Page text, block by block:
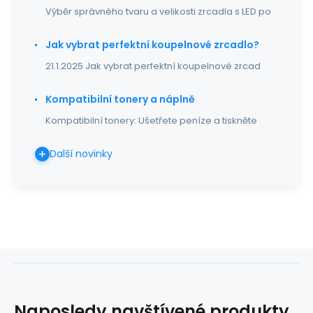
Výběr správného tvaru a velikosti zrcadla s LED po
Jak vybrat perfektní koupelnové zrcadlo?
21.1.2025 Jak vybrat perfektní koupelnové zrcad
Kompatibilní tonery a náplně
Kompatibilní tonery: Ušetřete peníze a tiskněte
Další novinky